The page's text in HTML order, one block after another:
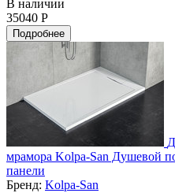
В наличии
35040 Р
Подробнее
мрамора Kolpa-San Душевой
панели
Бренд: Kolpa-San